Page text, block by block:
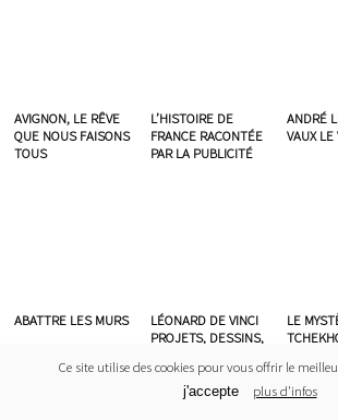
AVIGNON, LE RÊVE
QUE NOUS FAISONS
TOUS
L’HISTOIRE DE
FRANCE RACONTÉE
PAR LA PUBLICITÉ
ANDRÉ
VAUX LE
ABATTRE LES MURS
LÉONARD DE VINCI
PROJETS, DESSINS,
LE
Ce site utilise des cookies pour vous offrir le
j'accepte plus d'infos